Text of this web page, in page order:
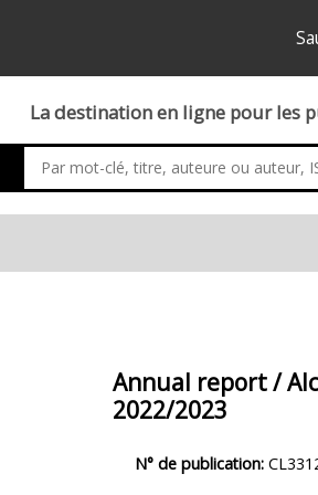
La destination en ligne pour les
Annual report /
2022/2023
duN° de publication: